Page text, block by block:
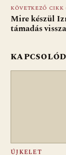
o
k
KÖVETKEZŐ CIKK
Mire készül
támadás
ÚJKELET